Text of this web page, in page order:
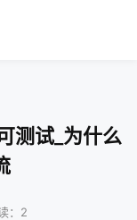
测试_为什么
：2